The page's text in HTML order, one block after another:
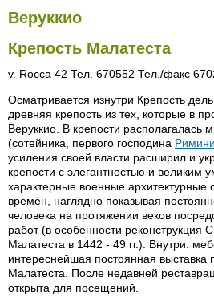
Веруккио
Крепость Малатеста
v. Rocca 42 Тел. 670552 Тел./факс
Осматривается изнутри Крепость
древняя крепость из тех, которые в
Веруккио. В крепости располагалась
(сотейника, первого господина Римини
усиления своей власти расширил и
крепости с элегантностью и великим
характерные военные архитектурные
времён, наглядно показывая
человека на протяжении веков
работ (в особенности реконструкция
Малатеста в 1442 - 49 гг.). Внутри:
интереснейшая постоянная выставка
Малатеста. После недавней
открыта для посещений.